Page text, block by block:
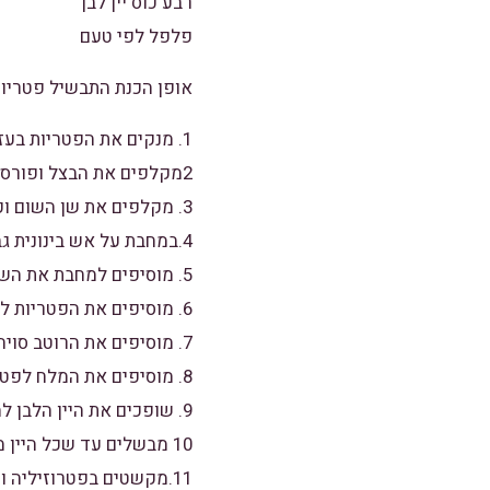
פלפל לפי טעם
אופן הכנת התבשיל
1. מנקים את הפטריות בעזרת מטלים וקוצצים חלק מרגל הפטריה.
2מקלפים את הבצל ופורסים לרצועות.
3. מקלפים את שן השום וקוצצים.
4.במחבת על אש בינונית גבוהה , מחממים את השמן זית.
5. מוסיפים למחבת את השום והבצל ומטגנים עד שמתרככים, בין 3-5 דקות.
6. מוסיפים את הפטריות למחבת ומטגנים כ-10 דקות וכל הזמן מערבבים.
7. מוסיפים את הרוטב סויה למחבת וממשיכים לערבב.
8. מוסיפים את המלח לפטריות.
9. שופכים את היין הלבן למחבת.
10 מבשלים עד שכל היין מתאדה.
11.מקשטים בפטרוזיליה ומגישים.